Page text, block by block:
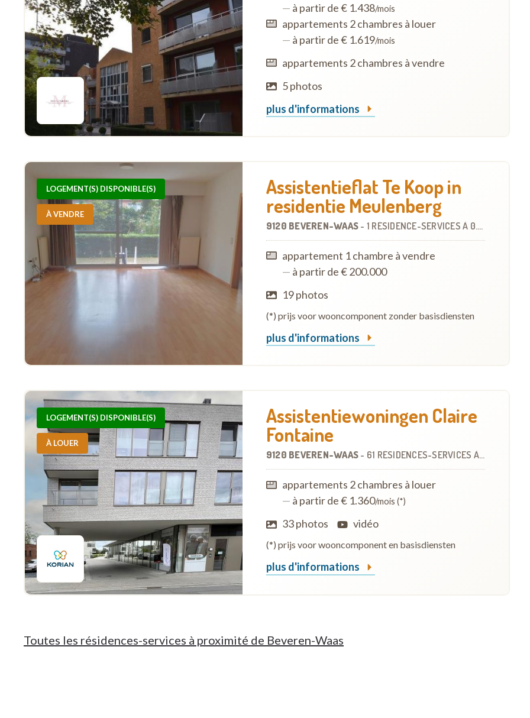
— à partir de € 1.438/mois
appartements 2 chambres à louer
— à partir de € 1.619/mois
appartements 2 chambres à vendre
5 photos
plus d'informations
LOGEMENT(S) DISPONIBLE(S)
À VENDRE
Assistentieflat Te Koop in
residentie Meulenberg
9120 BEVEREN-WAAS - 1 RÉSIDENCE-SERVICESÀ 0.4 KM
appartement 1 chambre à vendre
— à partir de € 200.000
19 photos
(*) prijs voor wooncomponent zonder basisdiensten
plus d'informations
LOGEMENT(S) DISPONIBLE(S)
À LOUER
Assistentiewoningen Claire
Fontaine
9120 BEVEREN-WAAS - 61 RÉSIDENCES-SERVICES À 0.8 KM
appartements 2 chambres à louer
— à partir de € 1.360/mois (*)
33 photos vidéo
(*) prijs voor wooncomponent en basisdiensten
plus d'informations
Toutes les résidences-services à proximité de Beveren-Waas